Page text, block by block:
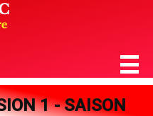
1 - SAISON